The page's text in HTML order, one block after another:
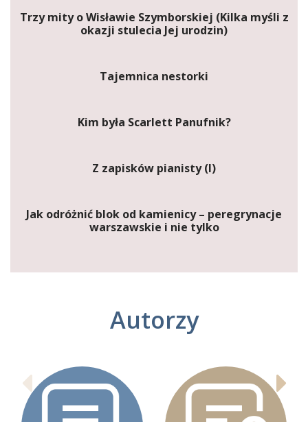
Trzy mity o Wisławie Szymborskiej (Kilka myśli z
okazji stulecia Jej urodzin)
Tajemnica nestorki
Kim była Scarlett Panufnik?
Z zapisków pianisty (I)
Jak odróżnić blok od kamienicy – peregrynacje
warszawskie i nie tylko
Autorzy